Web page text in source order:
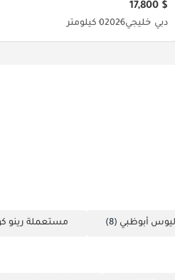
$ 17,800
دبي خليجي20260 كيلومتر
أبوظبي (8) مستعملة رينو